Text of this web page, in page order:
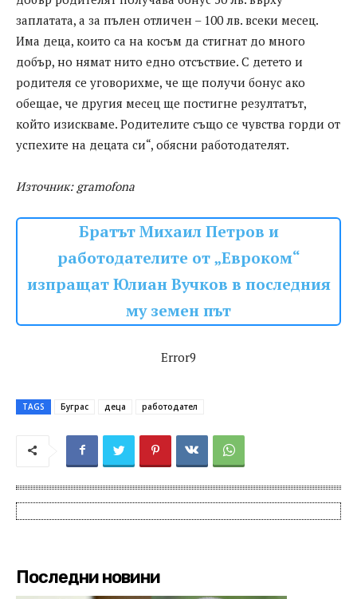
заплатата, а за пълен отличен – 100 лв. всеки месец.
Има деца, които са на косъм да стигнат до много
добър, но нямат нито едно отсъствие. С детето и
родителя се уговорихме, че ще получи бонус ако
обещае, че другия месец ще постигне резултатът,
който изискваме. Родителите също се чувства горди от
успехите на децата си“, обясни работодателят.
Източник: gramofona
Братът Михаил Петров и
работодателите от „Евроком“
изпращат Юлиан Вучков в последния
му земен път
Error9
TAGS Буграс деца работодател
Последни новини